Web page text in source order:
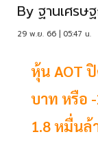
By ฐานเศรษ
29 พ.ย. 66 | 05:47 น.
หุ้น AOT
บาท หรือ
1.8 หมื่นล้